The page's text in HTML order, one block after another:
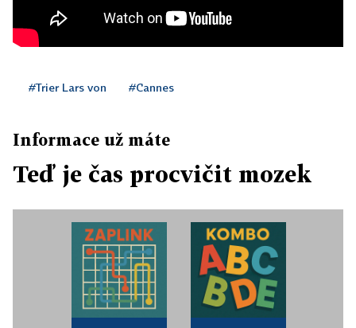
#Trier Lars von #Cannes
Informace už máte
Teď je čas procvičit mozek